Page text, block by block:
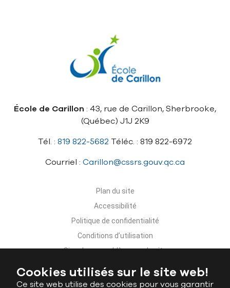
Cookies utilisés sur le site web!
Ce site web utilise des cookies pour vous garantir
École de Carillon : 43, rue de Carillon, Sherbrooke,
(Québec) J1J 2K9
Tél. : 819 822-5682 Téléc. : 819 822-6972
Courriel : Carillon@cssrs.gouv.qc.ca
Plan du site
Accessibilité
Politique de confidentialité
Conditions d’utilisation
Signaler un problème sur le site
Nous joindre